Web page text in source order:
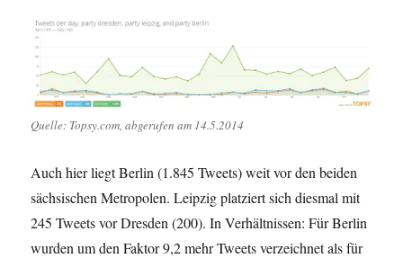
Quelle: Topsy.com, abgerufen am 14.5.2014
Auch hier liegt Berlin (1.845 Tweets) weit vor den beiden
sächsischen Metropolen. Leipzig platziert sich diesmal mit
245 Tweets vor Dresden (200). In Verhältnissen: Für Berlin
wurden um den Faktor 9,2 mehr Tweets verzeichnet als für